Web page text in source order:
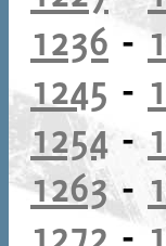
1236 -
1245 -
1254-
1263-
1272 -